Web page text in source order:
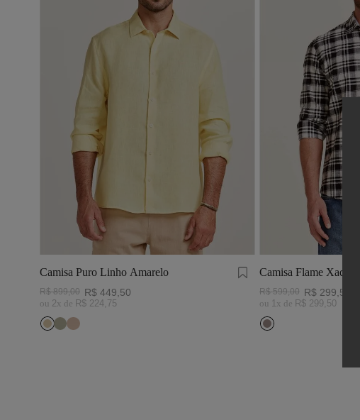
Camisa Puro Linho Amarelo
R$ 899,00 R$ 449 50
ou 2x de R$ 224 75
Camisa Flame Xadrez
R$ 599,00 R$ 299 50
ou x de R$ 299 50